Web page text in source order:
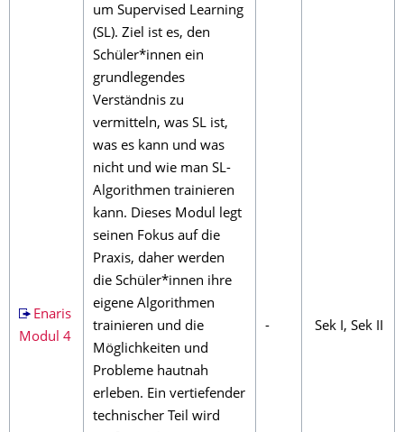
Enaris
Modul 4
um Supervised Learning
(SL). Ziel ist es, den
Schüler*innen ein
grundlegendes
Verständnis zu
vermitteln, was SL ist,
was es kann und was
nicht und wie man SL-
Algorithmen trainieren
kann. Dieses Modul legt
seinen Fokus auf die
Praxis, daher werden
die Schüler*innen ihre
eigene Algorithmen
trainieren und die
Möglichkeiten und
Probleme hautnah
erleben. Ein vertiefender
technischer Teil wird
- Sek I, Sek II